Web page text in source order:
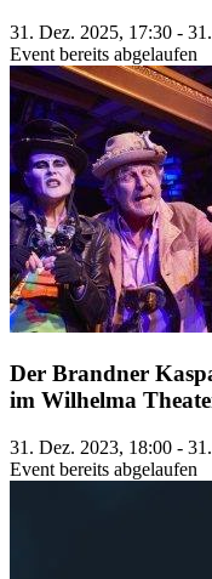
31. Dez. 2025, 17:30 -
Event bereits abgelaufen
Der Brandner
im Wilhelma
31. Dez. 2023, 18:00 -
Event bereits abgelaufen